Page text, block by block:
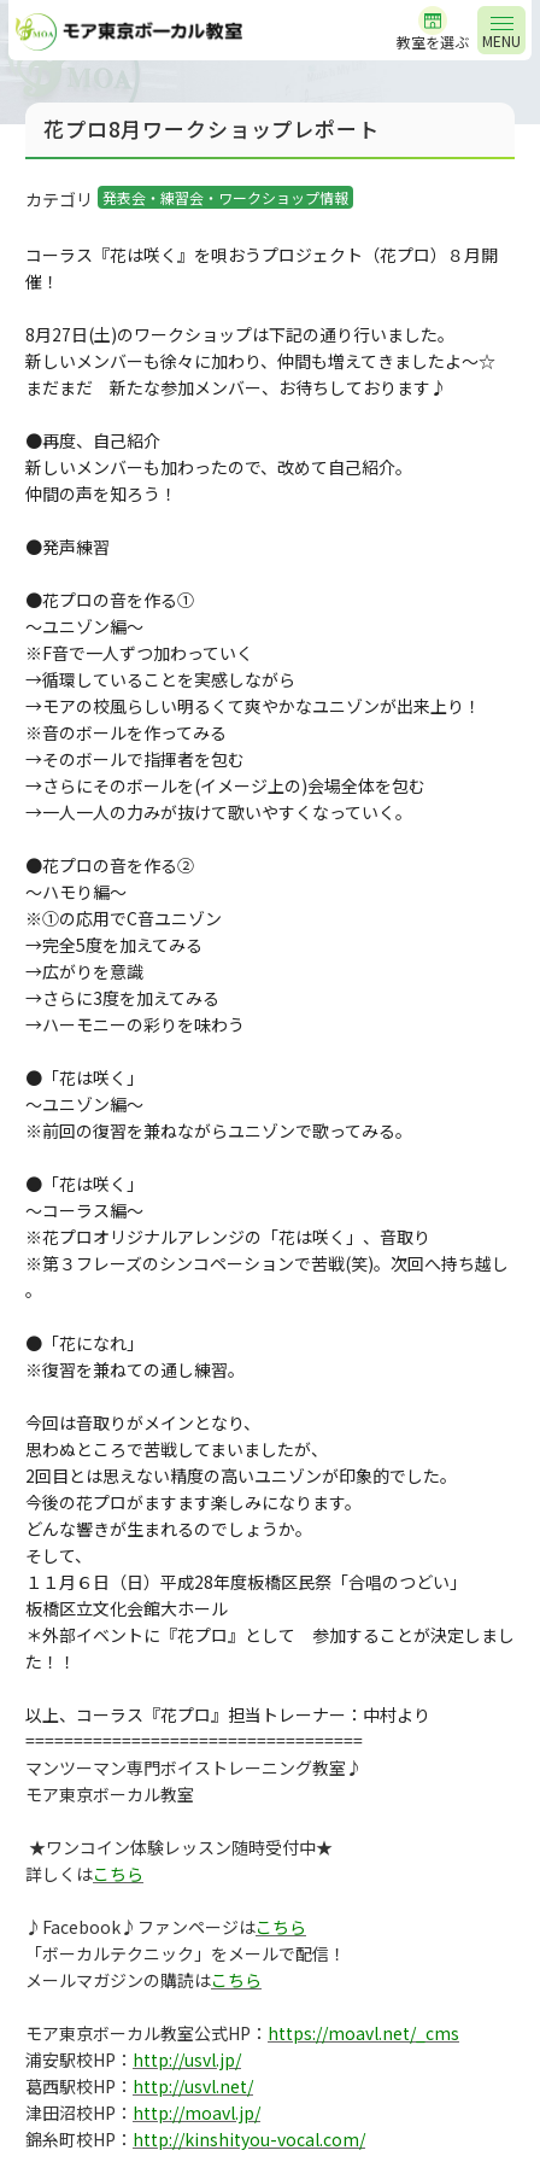
MENU
教室を選ぶ
花プロ8月ワークショップレポート
カテゴリ 発表会・練習会・ワークショップ情報
コーラス『花は咲く』を唄おうプロジェクト（花プロ）８月開
催！
8月27日(土)のワークショップは下記の通り行いました。
新しいメンバーも徐々に加わり、仲間も増えてきましたよ～☆
まだまだ 新たな参加メンバー、お待ちしております♪
●再度、自己紹介
新しいメンバーも加わったので、改めて自己紹介。
仲間の声を知ろ う！
●発声練習
●花プロの音を作る①
～ユニゾン編～
※F音で一人ずつ加わっていく
→循環していることを実感しながら
→モアの校風らしい明るくて爽やかなユニゾンが出来上り！
※音のボールを作ってみる
→そのボールで指揮者を包む
→さらにそのボールを(イメージ上の)会場全体を包む
→一人一人の力みが抜けて歌いやすくなっていく。
●花プロの音を作る②
～ハモり編～
※①の応用でC音ユニゾン
→完全5度を加えてみる
→広がりを意識
→さらに3度を加えてみる
→ハーモニーの彩りを味わう
●「花は咲く」
～ユニゾン編～
※前回の復習を兼ねながらユニゾンで歌ってみる。
●「花は咲く」
～コーラス編～
※花プロオリジナルアレンジの「花は咲く」、音取り
※第３フレーズのシンコペーションで苦戦(笑)。次回へ持ち越し
。
●「花になれ」
※復習を兼ねての通し練習。
今回は音取りがメインとなり、
思わぬところで苦戦してまいましたが、
2回目とは思えない精度の高いユニゾンが印象的でした。
今後の花プロがますます楽しみになります。
どんな響きが生まれるので しょうか。
そして、
１１月６日（日）平成28年度板橋区民祭「合唱のつどい 」
板橋区立文化会館大ホール
＊外部イベントに『花プロ』として 参加することが決定しまし
た！！
以上、コーラス『花プロ』担当トレーナー：中村より
===================================
マンツーマン専門ボイストレーニング教室♪
モア東京ボーカル教室
★ワンコイン体験レッスン随時受付中★
詳しくはこちら
♪Facebook♪ファンページはこちら
「ボーカルテクニック」をメールで配信！
メールマガジンの購読はこちら
モア東京ボーカル教室公式HP： https://moavl.net/_cms
浦安駅校HP： http://usvl.jp/
葛西駅校HP： http://usvl.net/
津田沼校HP： http://moavl.jp/
錦糸町校HP： http://kinshityou-vocal.com/